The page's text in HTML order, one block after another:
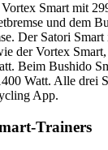
Smart mit
und dem
Der Satori
der Vortex
Beim Bushido
Watt. Alle drei
App.
Trainers